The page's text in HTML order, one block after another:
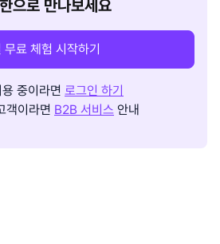
으로 만나보세요
무료 체험 시작하기
중이라면 로그인 하기
객이라면 B2B 서비스 안내